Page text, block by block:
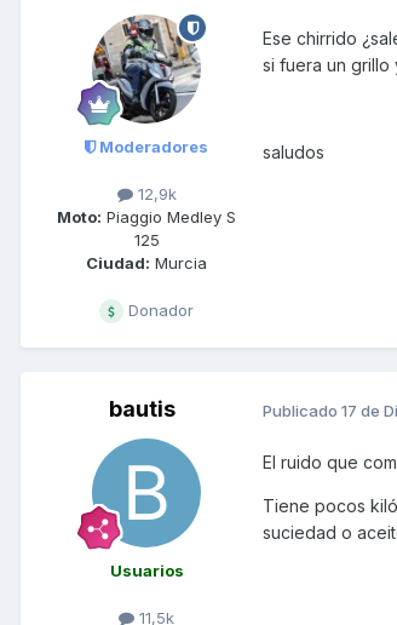
Moderadores
12,9k
Moto: Piaggio Medley S
125
Ciudad: Murcia
Donador
Ese chirrido
si fuera un grillo
saludos
bautis
Usuarios
11,5k
Publicado 17 de
El ruido que
Tiene pocos
suciedad o